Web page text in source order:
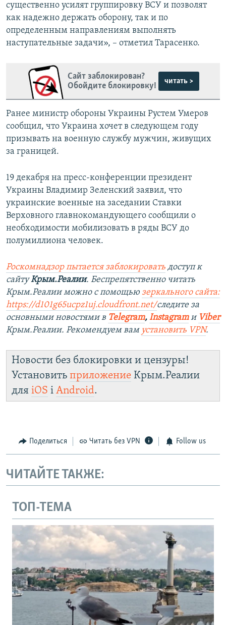
существенно усилят группировку ВСУ и позволят
как надежно держать оборону, так и по
определенным направлениям выполнять
наступательные задачи», – отметил Тарасенко.
Сайт заблокирован?
Обойдите блокировку!
читать >
Ранее министр обороны Украины Рустем Умеров
сообщил, что Украина хочет в следующем году
призывать на военную службу мужчин, живущих
за границей.
19 декабря на пресс-конференции президент
Украины Владимир Зеленский заявил, что
украинские военные на заседании Ставки
Верховного главнокомандующего сообщили о
необходимости мобилизовать в ряды ВСУ до
полумиллиона человек.
Роскомнадзор пытается заблокировать доступ к
сайтуКрым.Реалии. Беспрепятственно читать
Крым.Реалии можно с помощью зеркального сайта:
https://d101g65ucpz1uj.cloudfront.net/следите за
основными новостями в Telegram, Instagram и Viber
Крым.Реалии. Рекомендуем вам установить VPN.
Новости без блокировки и цензуры!
Установить приложение Крым.Реалии
для iOS і Android.
Поделиться Читать без VPN Follow us
ЧИТАЙТЕ ТАКЖЕ:
ТОП-ТЕМА